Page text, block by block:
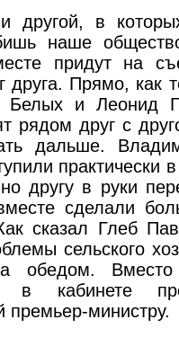
в
наше
придут на
друга. Прямо, как
Белых и Леонид
рядом друг с
дальше.
практически
другу в руки
сделали
сказал Глеб
сельского
обедом.
в кабинете
министру.